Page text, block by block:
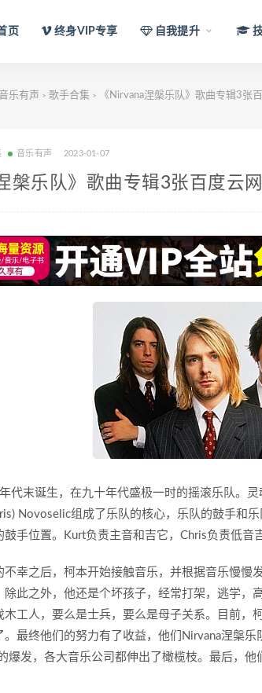
页 终身VIP专享 自我提升
乐有声 > 歌手合集 > 《Nirvana涅槃乐队》歌曲专辑3张
音乐有声 2023-01-07
槃乐队》歌曲专辑3张百度云
代末诞生，在九十年代盛极一时的摇滚乐队。
Novoselic组成了乐队的核心，乐队的鼓手和
鼓手位置。Kurt负责主音和吉它，Chris负责低音
不幸之后，柯本开始接触音乐，并根据音乐慢慢
除此之外，他还是个坏孩子，经常打架，逃学，
工人，要么是士兵，要么是母子关系。目前，
。最终他们的努力有了收益，他们Nirvana涅槃
爆发，各大音乐公司都伸出了橄榄枝。最后，他